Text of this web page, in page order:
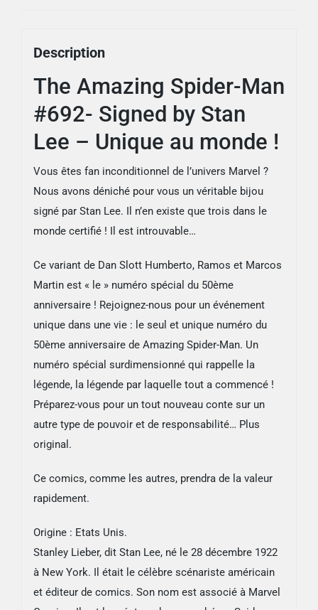
Description
The Amazing Spider-Man
#692- Signed by Stan
Lee – Unique au monde !
Vous êtes fan inconditionnel de l’univers Marvel ?
Nous avons déniché pour vous un véritable bijou
signé par Stan Lee. Il n’en existe que trois dans le
monde certifié ! Il est introuvable…
Ce variant de Dan Slott Humberto, Ramos et Marcos
Martin est « le » numéro spécial du 50ème
anniversaire ! Rejoignez-nous pour un événement
unique dans une vie : le seul et unique numéro du
50ème anniversaire de Amazing Spider-Man. Un
numéro spécial surdimensionné qui rappelle la
légende, la légende par laquelle tout a commencé !
Préparez-vous pour un tout nouveau conte sur un
autre type de pouvoir et de responsabilité… Plus
original.
Ce comics, comme les autres, prendra de la valeur
rapidement.
Origine : Etats Unis.
Stanley Lieber, dit Stan Lee, né le 28 décembre 1922
à New York. Il était le célèbre scénariste américain
et éditeur de comics. Son nom est associé à Marvel